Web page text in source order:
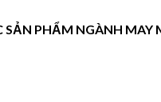
SẢN PHẨM NGÀNH MAY